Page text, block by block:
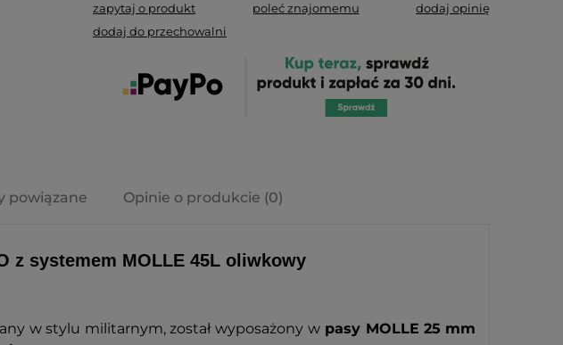
zapytaj o produkt poleć znajomemu
dodaj opinię
dodaj do przechowalni
powiązane Opinie o produkcie (0)
z systemem MOLLE 45L oliwkowy
w stylu militarnym, został wyposażony wpasy MOLLE 25 mm